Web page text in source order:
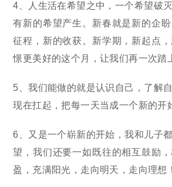
4、人生活在希望之中，一个希望破
有新的希望产生。新春就是新的企
征程，新的收获。新学期，新起点
憬更美好的这个月，让我们再一次踏
5、我们能做的就是认识自己，了解
现在扛起，把每一天当成一个新的开
6、又是一个崭新的开始，我和儿子
望，我们还要一如既往的相互鼓励
盈，充满阳光，走向明天，走向理想！